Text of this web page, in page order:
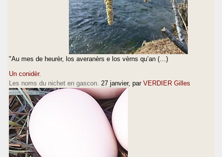
"Au mes de heurèr, los averanèrs e los vèrns qu’an (…)
Un conidèr.
Les noms du nichet en gascon. 27 janvier, par VERDIER Gilles